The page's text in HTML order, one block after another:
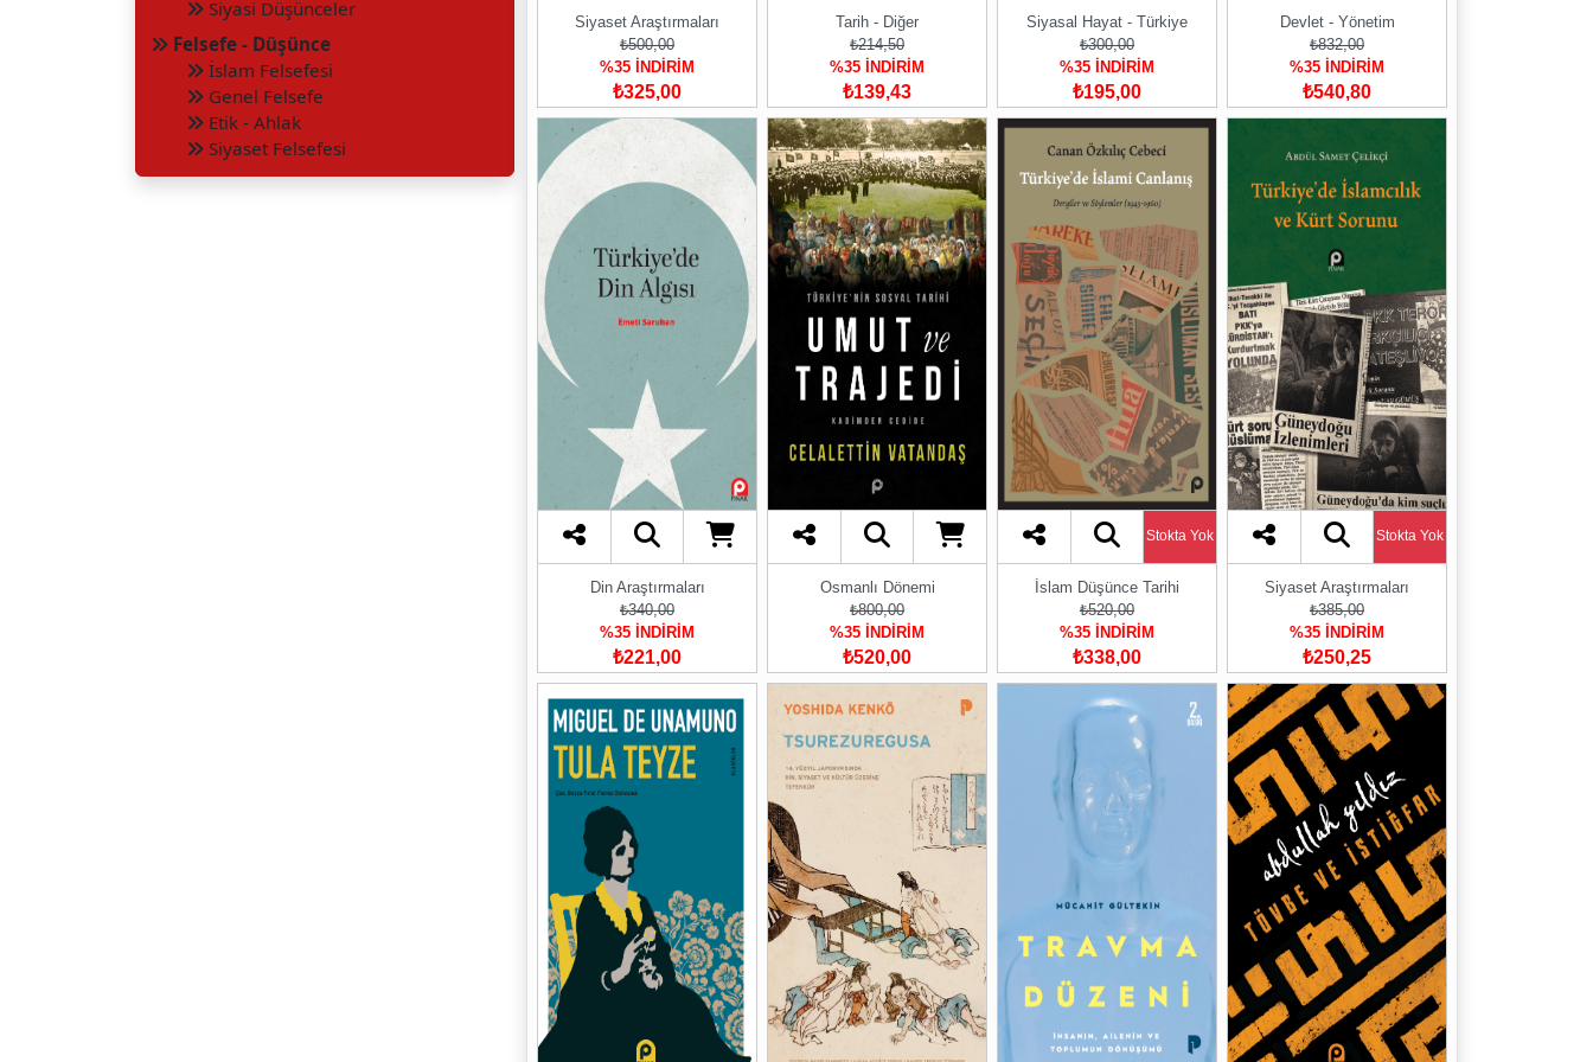
Siyasi Düşünceler
Felsefe - Düşünce
İslam Felsefesi
Genel Felsefe
Etik - Ahlak
Siyaset Felsefesi
Siyaset Araştırmaları
₺500,00
%35 İNDİRİM
₺325,00
Tarih - Diğer
₺214,50
%35 İNDİRİM
₺139,43
Siyasal Hayat - Türkiye
₺300,00
%35 İNDİRİM
₺195,00
Devlet - Yönetim
₺832,00
%35 İNDİRİM
₺540,80
Din Araştırmaları
₺340,00
%35 İNDİRİM
₺221,00
Osmanlı Dönemi
₺800,00
%35 İNDİRİM
₺520,00
Stokta Yok
İslam Düşünce Tarihi
₺520,00
%35 İNDİRİM
₺338,00
Stokta Yok
Siyaset Araştırmaları
₺385,00
%35 İNDİRİM
₺250,25